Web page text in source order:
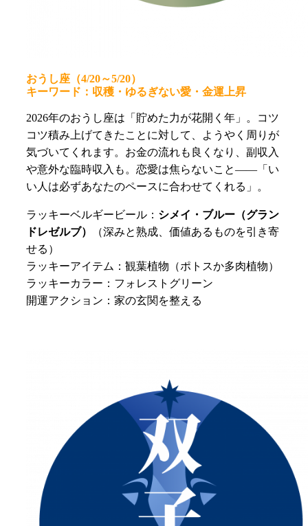
おうし座（4/20～5/20）
キーワード：収穫・ゆるぎない愛・金運上昇
2026年のおうし座は「貯めた力が花開く年」。コツ
コツ積み上げてきたことに対して、ようやく周りが
気づいてくれます。お金の流れも良くなり、副収入
や意外な臨時収入も。恋愛は焦らないこと——「い
い人は必ずあなたのペースに合わせてくれる」。
ラッキーベルギービール： シメイ・ブルー（グラン
ドレゼルブ）
（深みと熟成、価値あるものを引き寄
せる）
ラッキーアイテム：観葉植物（ポトスか多肉植物）
ラッキーカラー：フォレストグリーン
開運アクション：家の玄関を整える